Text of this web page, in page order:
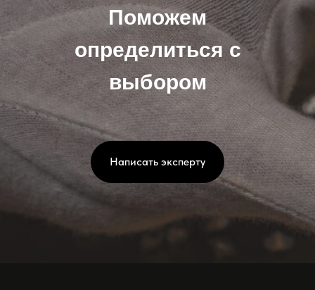
Поможем
определиться с
выбором
Написать эксперту